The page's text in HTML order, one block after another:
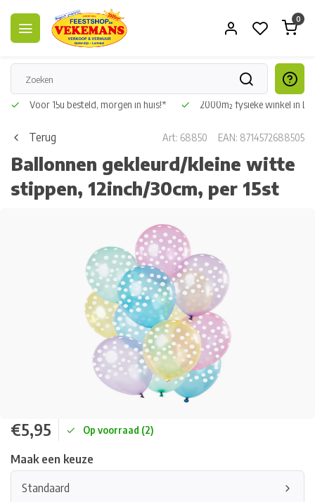
0
Voor 15u besteld, morgen in huis!* 2000m² fysieke winkel in
Terug Art: 68850 EAN: 8714572688505
Ballonnen gekleurd/kleine witte
stippen, 12inch/30cm, per 15st
€5,95 Op voorraad (2)
Maak een keuze
Standaard